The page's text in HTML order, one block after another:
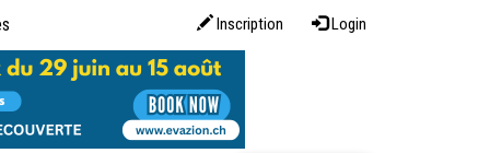
Inscription Login